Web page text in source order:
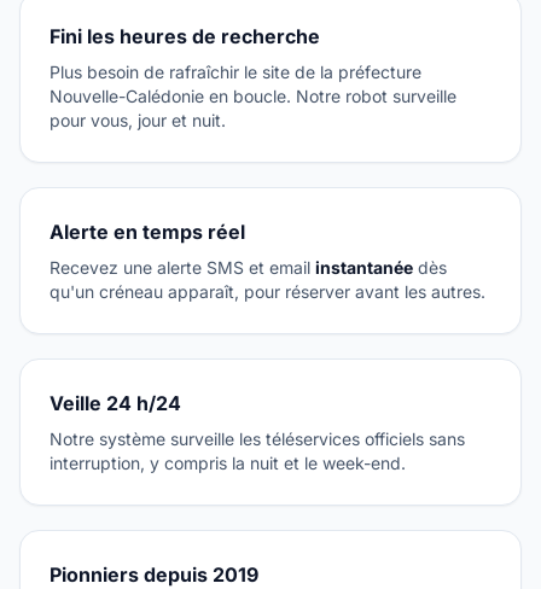
Fini les heures de recherche
Plus besoin de rafraîchir le site de la préfecture
Nouvelle-Calédonie en boucle. Notre robot surveille
pour vous, jour et nuit.
Alerte en temps réel
Recevez une alerte SMS et email instantanée dès
qu'un créneau apparaît, pour réserver avant les autres.
Veille 24 h/24
Notre système surveille les téléservices officiels sans
interruption, y compris la nuit et le week-end.
Pionniers depuis 2019